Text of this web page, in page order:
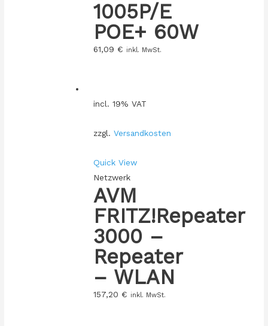
1005P/E
POE+ 60W
61,09 € inkl. MwSt.
incl. 19% VAT
zzgl. Versandkosten
Quick View
Netzwerk
AVM
FRITZ!Repeater
3000 –
Repeater
– WLAN
157,20 € inkl. MwSt.